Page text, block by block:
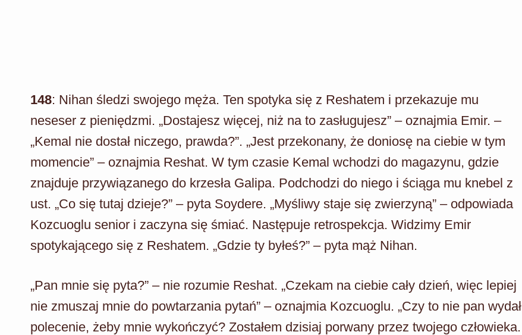
148: Nihan śledzi swojego męża. Ten spotyka się z Reshatem i przekazuje mu
neseser z pieniędzmi. „Dostajesz więcej, niż na to zasługujesz” – oznajmia Emir. –
„Kemal nie dostał niczego, prawda?”. „Jest przekonany, że doniosę na ciebie w tym
momencie” – oznajmia Reshat. W tym czasie Kemal wchodzi do magazynu, gdzie
znajduje przywiązanego do krzesła Galipa. Podchodzi do niego i ściąga mu knebel z
ust. „Co się tutaj dzieje?” – pyta Soydere. „Myśliwy staje się zwierzyną” – odpowiada
Kozcuoglu senior i zaczyna się śmiać. Następuje retrospekcja. Widzimy Emir
spotykającego się z Reshatem. „Gdzie ty byłeś?” – pyta mąż Nihan.
„Pan mnie się pyta?” – nie rozumie Reshat. „Czekam na ciebie cały dzień, więc lepiej
nie zmuszaj mnie do powtarzania pytań” – oznajmia Kozcuoglu. „Czy to nie pan wydał
polecenie, żeby mnie wykończyć? Zostałem dzisiaj porwany przez twojego człowieka.